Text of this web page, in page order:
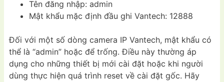
Tên đăng nhập: admin
Mật khẩu mặc định đầu ghi Vantech: 12888
Đối với một số dòng camera IP Vantech, mật khẩu có
thể là “admin” hoặc để trống. Điều này thường áp
dụng cho những thiết bị mới cài đặt hoặc khi người
dùng thực hiện quá trình reset về cài đặt gốc. Hãy